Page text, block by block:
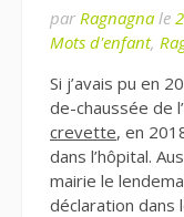
par Ragnagna le
Mots d'enfant,
Si j’avais pu en
de-chaussée de
crevette, en
dans l’hôpital.
mairie le
déclaration dans